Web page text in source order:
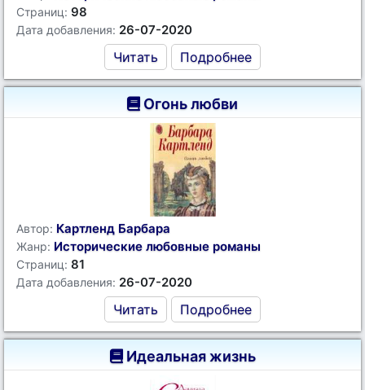
Страниц: 98
Дата добавления: 26-07-2020
Читать Подробнее
Огонь любви
Автор: Картленд Барбара
Жанр: Исторические любовные романы
Страниц: 81
Дата добавления: 26-07-2020
Читать Подробнее
Идеальная жизнь